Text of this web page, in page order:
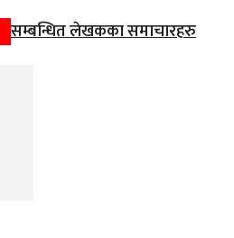
सम्बन्धित लेखकका समाचारहरु